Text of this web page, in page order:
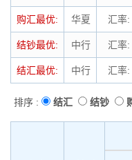
购汇最优: 华夏 汇率
结钞最优: 中行 汇率
结汇最优: 中行 汇率
排序 : 结汇 结钞